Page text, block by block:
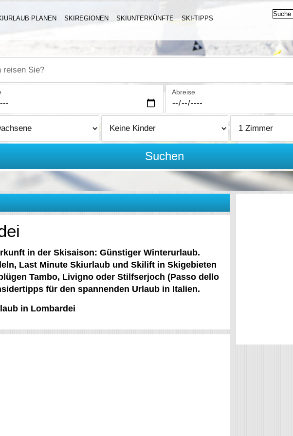
PLANEN SKIREGIONEN SKIUNTERKÜNFTE SKI-TIPPS
Sie?
Abreise
Suchen
in der Skisaison: Günstiger Winterurlaub.
Last Minute Skiurlaub und Skilift in Skigebieten
Tambo, Livigno oder Stilfserjoch (Passo dello
für den spannenden Urlaub in Italien.
in Lombardei